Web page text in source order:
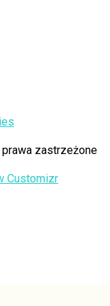
zastrzeżone
Customizr